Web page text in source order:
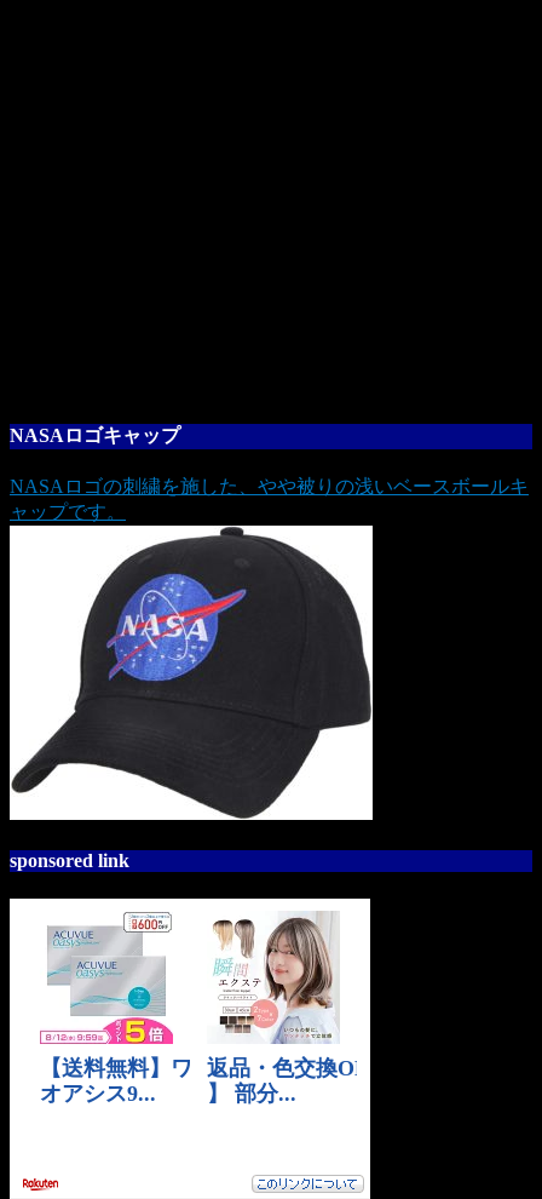
NASAロゴキャップ
NASAロゴの刺繍を施した、やや被りの浅いベースボールキ
ャップです。
sponsored link